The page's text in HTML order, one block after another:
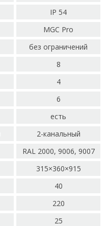
IP 54
MGC Pro
без ограничений
8
4
6
есть
2-канальный
RAL 2000, 9006, 9007
315×360×915
40
220
25